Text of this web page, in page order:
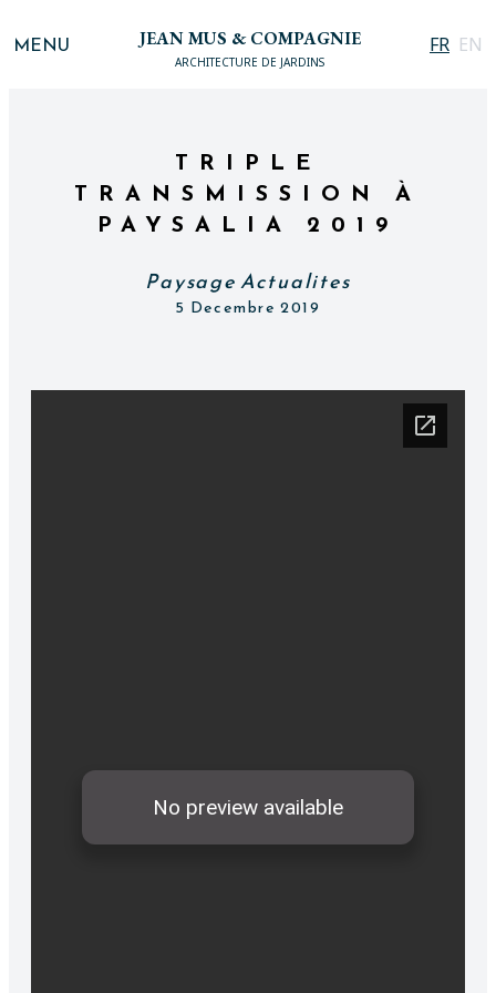
MENU JEAN MUS & COMPAGNIE
ARCHITECTURE DE JARDINS
FR EN
TRIPLE
TRANSMISSION À
PAYSALIA 2019
Paysage Actualites
5 Decembre 2019